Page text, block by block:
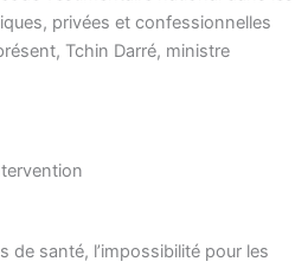
privées et confessionnelles
Tchin Darré, ministre
de santé, l’impossibilité pour les